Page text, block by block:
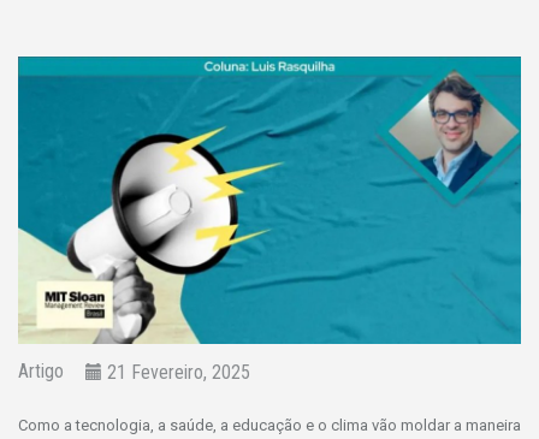
Artigo 21 Fevereiro, 2025
Como a tecnologia, a saúde, a educação e o clima vão moldar a maneira